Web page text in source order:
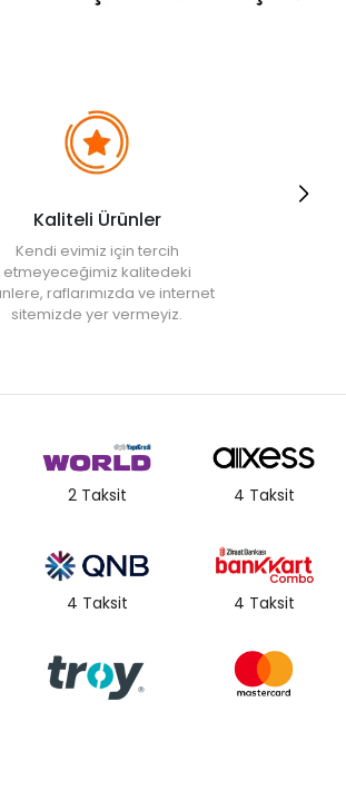
Kaliteli Ürünler
Kendi evimiz için tercih
etmeyeceğimiz kalitedeki
raflarımızda ve internet
sitemizde yer vermeyiz.
2 Taksit 4 Taksit
4 Taksit 4 Taksit